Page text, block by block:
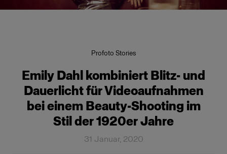
Profoto Stories
Emily Dahl kombiniert Blitz- und
Dauerlicht für Videoaufnahmen
bei einem Beauty-Shooting im
Stil der 1920er Jahre
31 Januar, 2020